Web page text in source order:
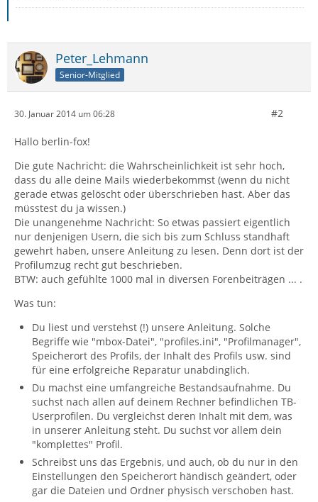
Peter_Lehmann
Senior-Mitglied
30. Januar 2014 um 06:28 #2
Hallo berlin-fox!
Die gute Nachricht: die Wahrscheinlichkeit ist sehr hoch,
dass du alle deine Mails wiederbekommst (wenn du nicht
gerade etwas gelöscht oder überschrieben hast. Aber das
müsstest du ja wissen.)
Die unangenehme Nachricht: So etwas passiert eigentlich
nur denjenigen Usern, die sich bis zum Schluss standhaft
gewehrt haben, unsere Anleitung zu lesen. Denn dort ist der
Profilumzug recht gut beschrieben.
BTW: auch gefühlte 1000 mal in diversen Forenbeiträgen ... .
Was tun:
Du liest und verstehst (!) unsere Anleitung. Solche
Begriffe wie "mbox-Datei", "profiles.ini", "Profilmanager",
Speicherort des Profils, der Inhalt des Profils usw. sind
für eine erfolgreiche Reparatur unabdinglich.
Du machst eine umfangreiche Bestandsaufnahme. Du
suchst nach allen auf deinem Rechner befindlichen TB-
Userprofilen. Du vergleichst deren Inhalt mit dem, was
in unserer Anleitung steht. Du suchst vor allem dein
"komplettes" Profil.
Schreibst uns das Ergebnis, und auch, ob du nur in den
Einstellungen den Speicherort händisch geändert, oder
gar die Dateien und Ordner physisch verschoben hast.